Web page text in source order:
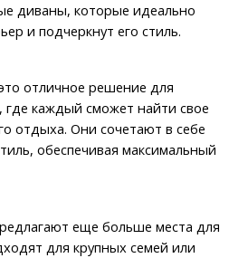
диваны, которые идеально
и подчеркнут его стиль.
отличное решение для
где каждый сможет найти свое
отдыха. Они сочетают в себе
обеспечивая максимальный
еще больше места для
для крупных семей или